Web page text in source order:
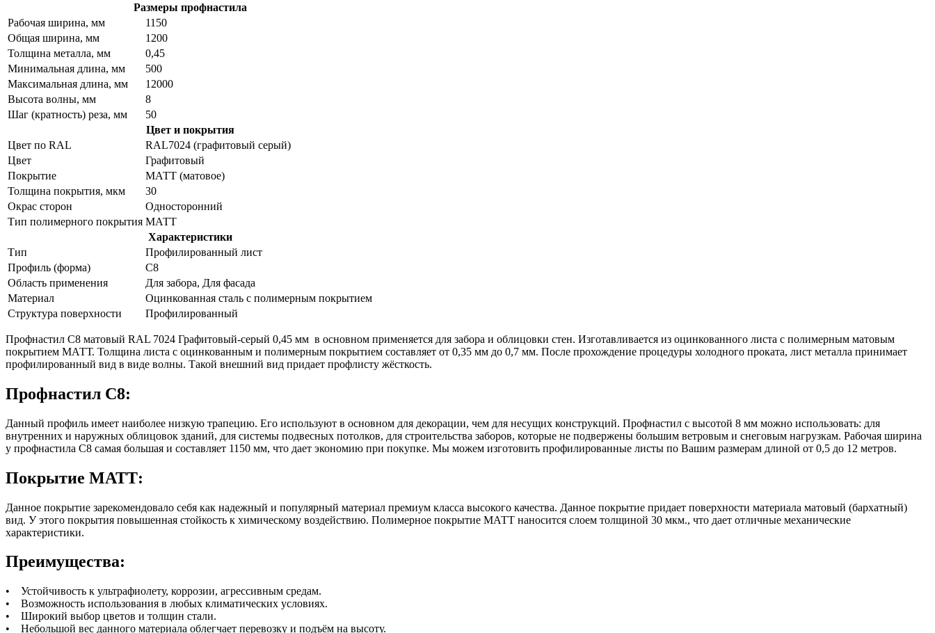
Размеры профнастила
Рабочая ширина, мм
1150
Общая ширина, мм
1200
Толщина металла, мм
0,45
Минимальная длина, мм
500
Максимальная длина, мм
12000
Высота волны, мм
8
Шаг (кратность) реза, мм
50
Цвет и покрытия
Цвет по RAL
RAL7024 (графитовый серый)
Цвет
Графитовый
Покрытие
МАТТ (матовое)
Толщина покрытия, мкм
30
Окрас сторон
Односторонний
Тип полимерного покрытия МАТТ
Характеристики
Тип
Профилированный лист
Профиль (форма)
С8
Область применения
Для забора, Для фасада
Материал
Оцинкованная сталь с полимерным покрытием
Структура поверхности
Профилированный
Профнастил С8 матовый RAL 7024 Графитовый-серый 0,45 мм в основном применяется для забора и облицовки стен. Изготавливается из оцинкованного листа с полимерным матовым
покрытием МАТТ. Толщина листа с оцинкованным и полимерным покрытием составляет от 0,35 мм до 0,7 мм. После прохождение процедуры холодного проката, лист металла принимает
профилированный вид в виде волны. Такой внешний вид придает профлисту жёсткость.
Профнастил С8:
Данный профиль имеет наиболее низкую трапецию. Его используют в основном для декорации, чем для несущих конструкций. Профнастил с высотой 8 мм можно использовать: для
внутренних и наружных облицовок зданий, для системы подвесных потолков, для строительства заборов, которые не подвержены большим ветровым и снеговым нагрузкам. Рабочая ширина
у профнастила С8 самая большая и составляет 1150 мм, что дает экономию при покупке. Мы можем изготовить профилированные листы по Вашим размерам длиной от 0,5 до 12 метров.
Покрытие МАТТ:
Данное покрытие зарекомендовало себя как надежный и популярный материал премиум класса высокого качества. Данное покрытие придает поверхности материала матовый (бархатный)
вид. У этого покрытия повышенная стойкость к химическому воздействию. Полимерное покрытие МАТТ наносится слоем толщиной 30 мкм., что дает отличные механические
характеристики.
Преимущества:
• Устойчивость к ультрафиолету, коррозии, агрессивным средам.
• Возможность использования в любых климатических условиях.
• Широкий выбор цветов и толщин стали.
• Небольшой вес данного материала облегчает перевозку и подъём на высоту.